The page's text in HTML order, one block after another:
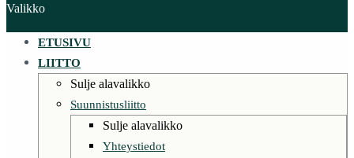
Valikko
ETUSIVU
LIITTO
Sulje alavalikko
Suunnistusliitto
Sulje alavalikko
Yhteystiedot